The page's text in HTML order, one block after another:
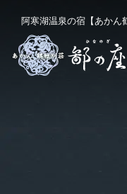
阿寒湖温泉の宿【あかん